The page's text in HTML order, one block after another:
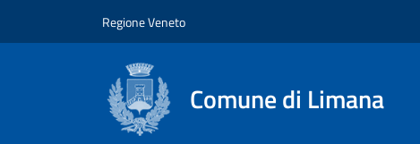
Regione Veneto
Comune di Limana